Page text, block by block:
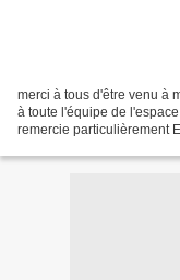
merci à tous d'être venu à
à toute l'équipe de
remercie particulièrement